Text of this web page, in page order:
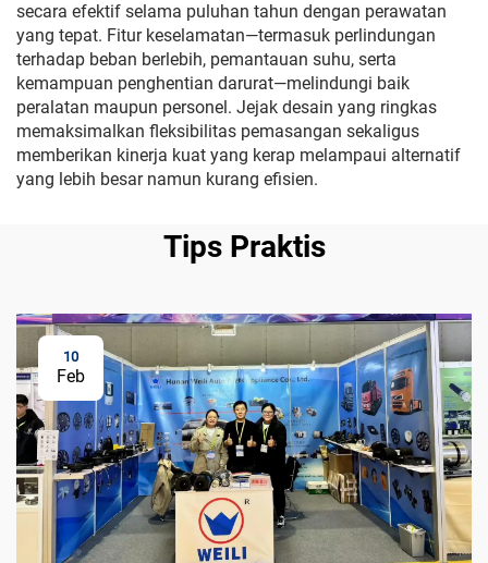
secara efektif selama puluhan tahun dengan perawatan
yang tepat. Fitur keselamatan—termasuk perlindungan
terhadap beban berlebih, pemantauan suhu, serta
kemampuan penghentian darurat—melindungi baik
peralatan maupun personel. Jejak desain yang ringkas
memaksimalkan fleksibilitas pemasangan sekaligus
memberikan kinerja kuat yang kerap melampaui alternatif
yang lebih besar namun kurang efisien.
Tips Praktis
10
Feb